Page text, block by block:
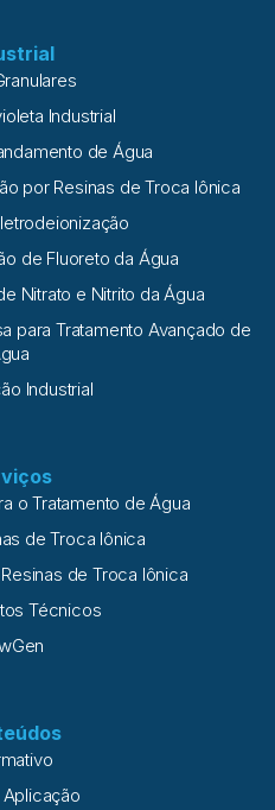
Industrial
de Água
por Resinas de Troca Iônica
de Fluoreto da Água
Nitrato e Nitrito da Água
para Tratamento Avançado de
Industrial
o Tratamento de Água
de Troca Iônica
de Troca Iônica
Técnicos